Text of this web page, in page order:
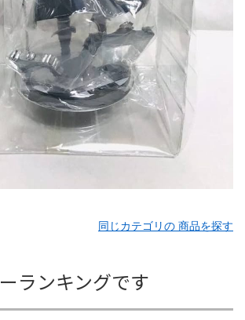
同じカテゴリの 商品を探す
ランキングです